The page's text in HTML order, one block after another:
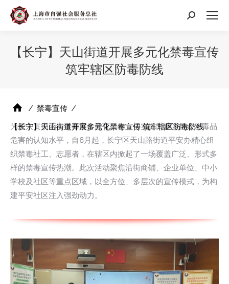
搜
【长宁】天山街道开展多元化禁毒宣传
筑牢辖区防毒防线
⁄ 禁毒宣传 ⁄
【长宁】天山街道开展多元化禁毒宣传 筑牢辖区防毒防线
为深入贯彻落实禁毒宣传教育工作，切实提升辖区群众对毒品
危害的认知水平，自6月起，长宁区天山路街道平安办精心组
织禁毒社工、志愿者，在辖区内掀起了一场覆盖广泛、形式多
样的禁毒宣传热潮。此次活动聚焦沿街商铺、企业单位、中小
学校及社区等重点区域，以全方位、多层次的宣传模式，为构
建平安社区注入强劲动力。​